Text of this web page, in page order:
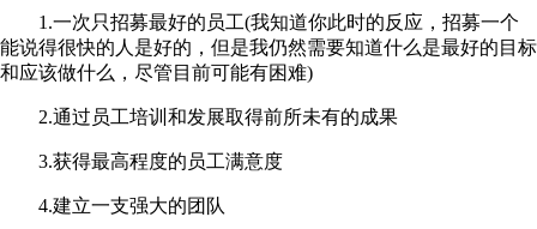
1.一次只招募最好的员工(我知道你此时的反应，招募一个
能说得很快的人是好的，但是我仍然需要知道什么是最好的目标
和应该做什么，尽管目前可能有困难)
2.通过员工培训和发展取得前所未有的成果
3.获得最高程度的员工满意度
4.建立一支强大的团队